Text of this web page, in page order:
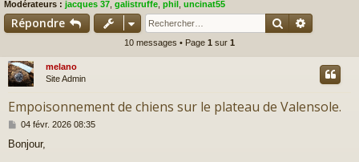
Modérateurs : jacques 37 galistruffe phil uncinat55
Répondre Rechercher
10 messages • Page 1 sur 1
melano
Site Admin
Empoisonnement de chiens sur le plateau de Valensole.
M
s
04 févr. 2026 08:35
Bonjour,